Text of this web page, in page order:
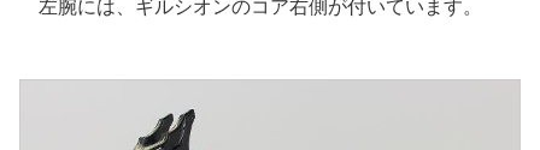
左腕には、ギルシオンのコア右側が付いています。